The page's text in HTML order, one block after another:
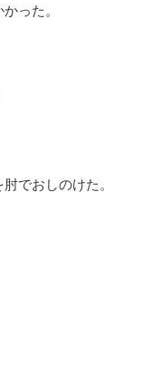
った。
でおしのけた。